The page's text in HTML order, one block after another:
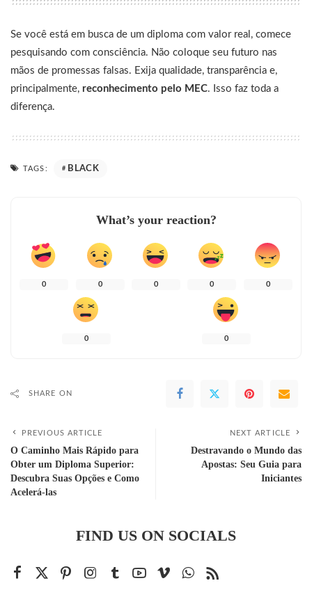
Se você está em busca de um diploma com valor real, comece
pesquisando com consciência. Não coloque seu futuro nas
mãos de promessas falsas. Exija qualidade, transparência e,
principalmente, reconhecimento pelo MEC. Isso faz toda a
diferença.
TAGS: BLACK
What’s your reaction?
0 0 0 0 0
0 0
SHARE ON
PREVIOUS ARTICLE
O Caminho Mais Rápido para
Obter um Diploma Superior:
Descubra Suas Opções e Como
Acelerá-las
NEXT ARTICLE
Destravando o Mundo das
Apostas: Seu Guia para
Iniciantes
FIND US ON SOCIALS